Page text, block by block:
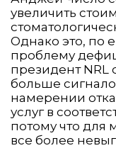
увеличить
Однако это, по
проблему
президент NRL
больше
намерении
услуг в
потому что для
все более